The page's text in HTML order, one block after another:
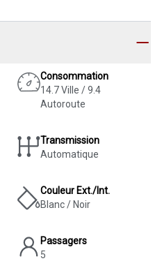
Consommation
14.7 Ville / 9.4
Autoroute
Transmission
Automatique
Couleur Ext./Int.
Blanc / Noir
Passagers
5